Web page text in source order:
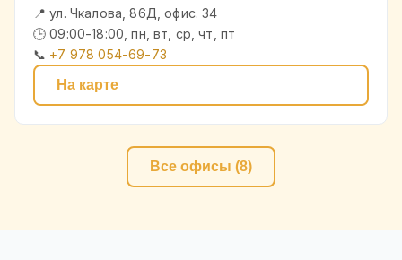
📍 ул. Чкалова, 86Д, офис. 34
🕒 09:00-18:00, пн, вт, ср, чт, пт
📞 +7 978 054-69-73
На карте
Все офисы (8)